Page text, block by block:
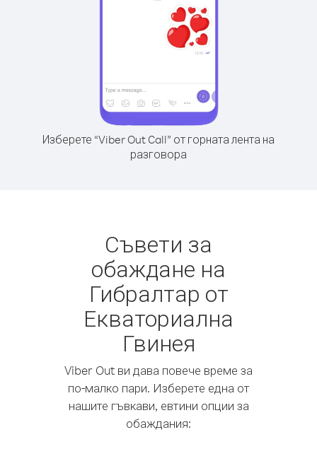
Изберете “Viber Out Call” от горната лента на
разговора
Съвети за
обаждане на
Гибралтар от
Екваториална
Гвинея
Viber Out ви дава повече време за
по-малко пари. Изберете една от
нашите гъвкави, евтини опции за
обаждания: